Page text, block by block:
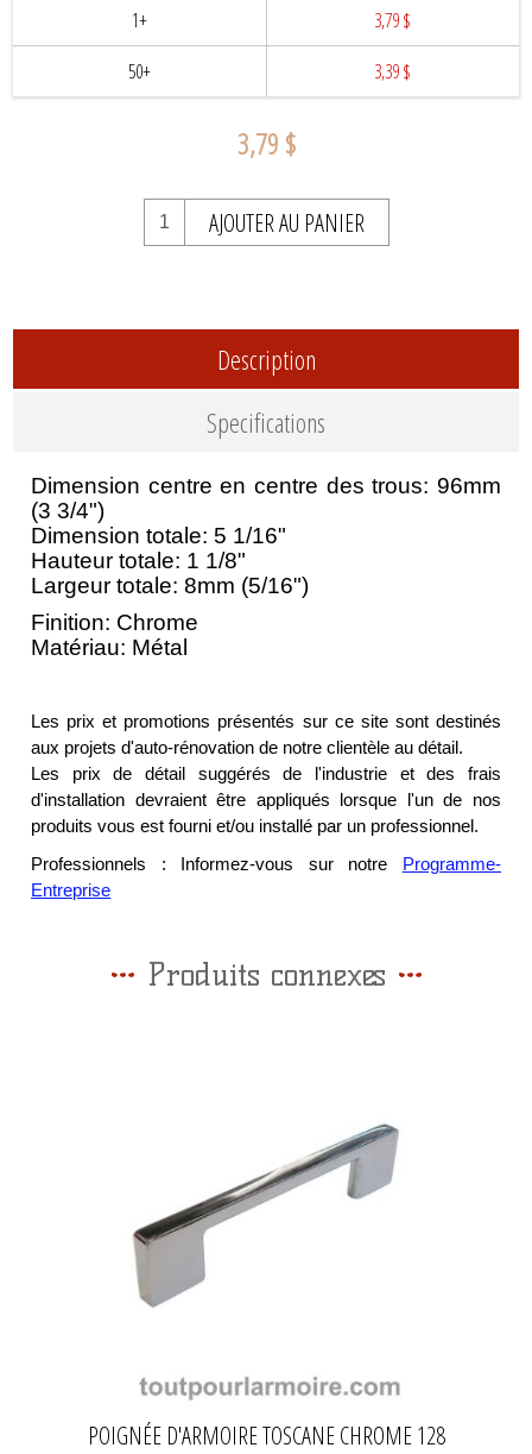
1+
50+
3,79 $
3,39 $
3,79 $
AJOUTER AU PANIER
Description
Specifications
Dimension centre en centre des trous: 96mm
(3 3/4")
Dimension totale: 5 1/16"
Hauteur totale: 1 1/8"
Largeur totale: 8mm (5/16")
Finition: Chrome
Matériau: Métal
Les prix et promotions présentés sur ce site sont destinés
aux projets d'auto-rénovation de notre clientèle au détail.
Les prix de détail suggérés de l'industrie et des frais
d'installation devraient être appliqués lorsque l'un de nos
produits vous est fourni et/ou installé par un professionnel.
Professionnels : Informez-vous sur notre
Programme-
Entreprise
Produits connexes
POIGNÉE D'ARMOIRE TOSCANE CHROME 128